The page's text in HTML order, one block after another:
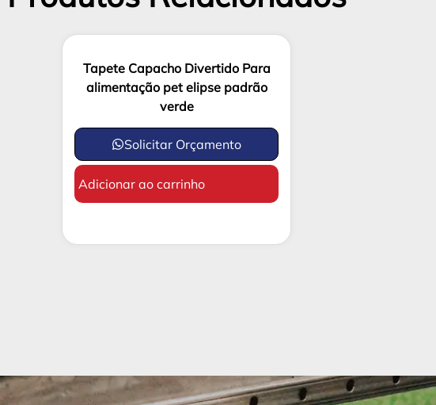
Tapete Capacho Divertido Para
alimentação pet elipse padrão
verde
Solicitar Orçamento
Adicionar ao carrinho